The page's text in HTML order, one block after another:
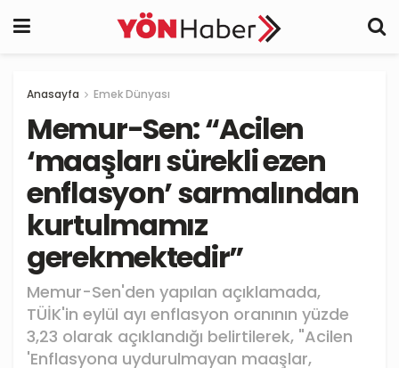
Anasayfa Emek Dünyası
Memur-Sen: “Acilen
‘maaşları sürekli ezen
enflasyon’ sarmalından
kurtulmamız
gerekmektedir”
Memur-Sen'den yapılan açıklamada,
TÜİK'in eylül ayı enflasyon oranının yüzde
3,23 olarak açıklandığı belirtilerek, "Acilen
'Enflasyona uydurulmayan maaşlar,